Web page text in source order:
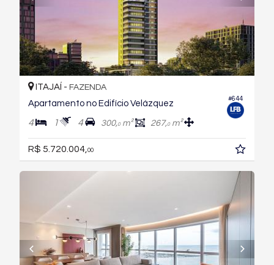
#644
ITAJAÍ - FAZENDA
Apartamento no Edifício Velázquez
4 1 4 300,0m² 267,0m²
R$ 5.720.004, 00